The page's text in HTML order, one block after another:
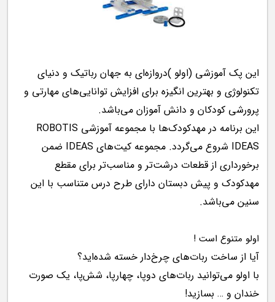
این پک آموزشی (اولو )دروازه‌ای به جهان رباتیک و دنیای
تکنولوژی و بهترین انگیزه برای افزایش توانایی‌های مهارتی و
پرورشی کودکان و دانش آموزان می‌باشد.
این برنامه در مهدکودک‌ها با مجموعه آموزشی ROBOTIS
IDEAS شروع می‌گردد. مجموعه کیت‌های IDEAS ضمن
برخورداری از قطعات درشت‌تر و مناسب‌تر برای مقطع
مهدکودک و پیش دبستان دارای طرح درس متناسب با این
سنین می‌باشد.
اولو متنوع است !
آیا از ساخت ربات‌های چرخ‌دار خسته شده‌اید؟
با اولو می‌توانید ربات‌های دوپا، چهارپا، شش‌پا، یک صورت
خندان و … بسازید!